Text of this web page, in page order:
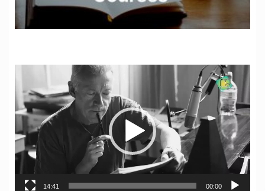
نمایشگر
ویدیو
00:00
14:41